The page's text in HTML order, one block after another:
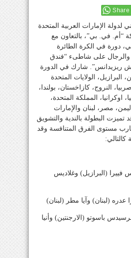
Share
لدولة الإمارات العربية المتحدة
“أم. في. بي”، بالتعاون مع
دورة في الكرة الطائرة
والرجال على شاطىء “فندق
ريزيدانس”. شارك في الدورة
البرازيل، الولايات المتحدة
النروج، كازاخستان، بولندا،
اوكرانيا، المملكة المتحدة،
اليمن، مصر، لبنان والإمارات
تميزت البطولة بالندية والتشويق
مستوى الفرق المتنافسة وقد
كالتالي:
فييرا (البرازيل) وغلاديس
عدره (لبنان) وآيا مطر (لبنان)
باسوتو (الارجنتين) وأنيا